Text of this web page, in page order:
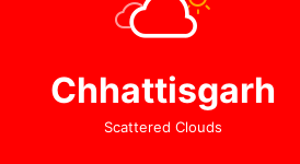
Chhattisgarh
Scattered Clouds